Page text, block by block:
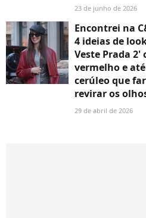
23 de junho de 2026
Encontrei na
4 ideias de
Veste Prada
vermelho e
cerúleo que
revirar os
29 de abril de 2026